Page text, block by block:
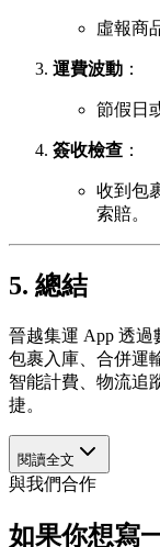
虛報商
運費波動 ：
節假日
簽收檢查 ：
收到包
索賠。
5. 總結
晉越集運 App 透
包裹入庫、合併運
智能計費、物流追
捷。
閱讀全文
與我們合作
如果你想寫